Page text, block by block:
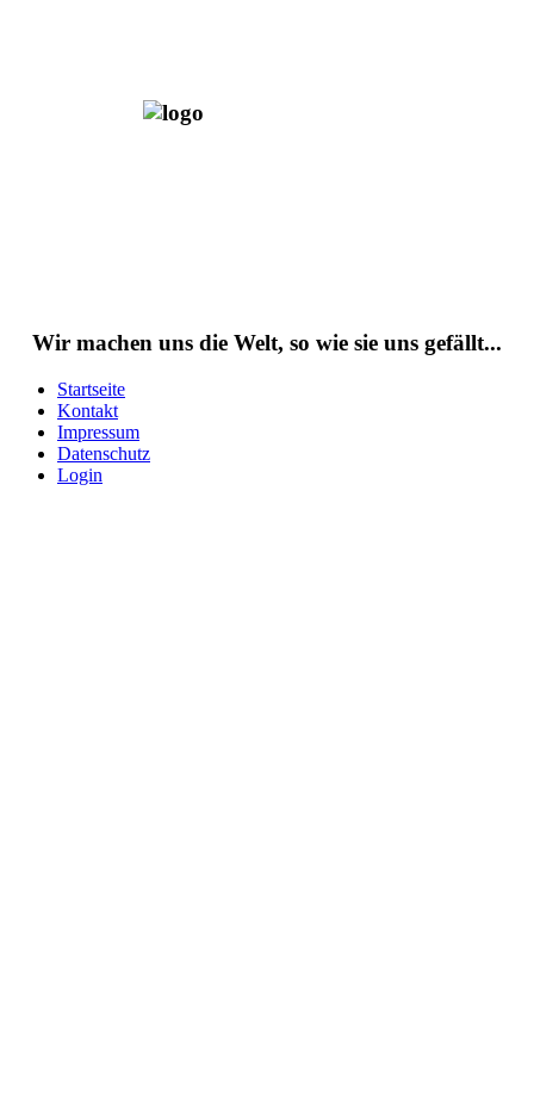
Wir machen uns die Welt, so wie sie uns gefällt...
Startseite
Kontakt
Impressum
Datenschutz
Login